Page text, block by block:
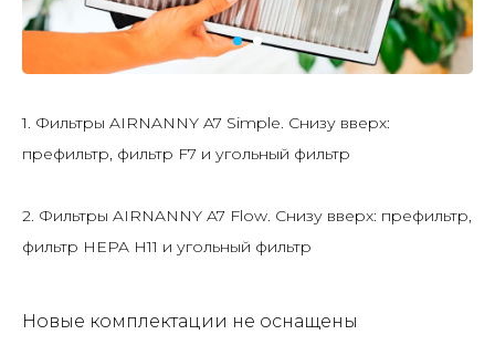
1. Фильтры AIRNANNY A7 Simple. Снизу вверх:
префильтр, фильтр F7 и угольный фильтр
2. Фильтры AIRNANNY A7 Flow. Снизу вверх: префильтр,
фильтр HEPA H11 и угольный фильтр
Новые комплектации не оснащены